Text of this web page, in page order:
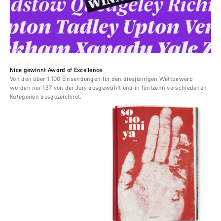
Nice gewinnt Award of Excellence
Von den über 1.100 Einsendungen für den diesjährigen Wettbewerb
wurden nur 137 von der Jury ausgewählt und in fünfzehn verschiedenen
Kategorien ausgezeichnet.